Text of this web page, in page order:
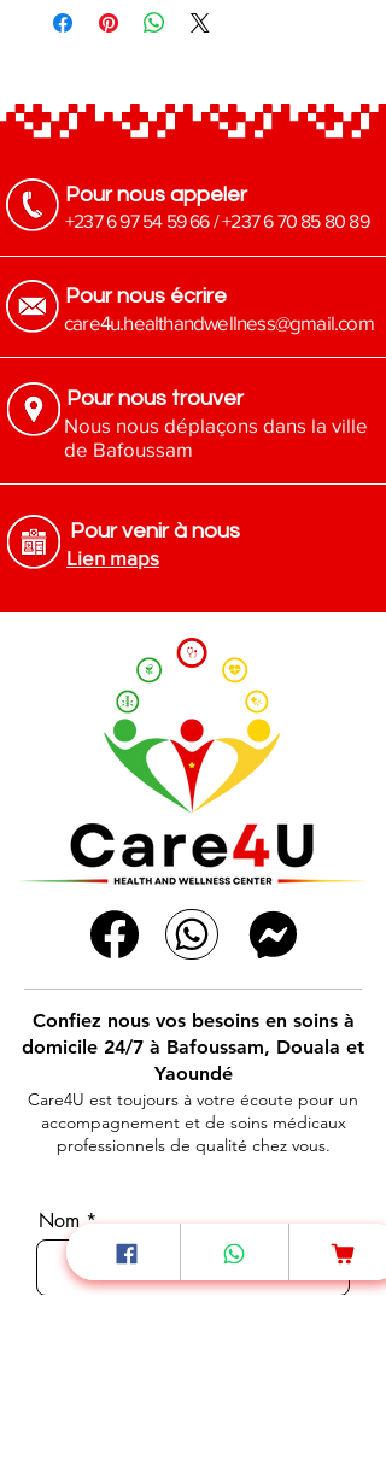
souhaité, avec confirmation après
Pour nous appeler
+237 6 97 54 59 66/+237 6 70 85 80 89
Pour nous écrire
​care4u.healthandwellness@gmail.com
Pour nous trouver
Nous nous déplaçons dans la ville
de Bafoussam
Pour venir à nous
Lien maps
Confiez nous vos besoins en soins à
domicile 24/7 à Bafoussam, Douala et
Yaoundé
Care4U est toujours à votre écoute pour un
accompagnement et de soins médicaux
professionnels de qualité chez vous.
Nom